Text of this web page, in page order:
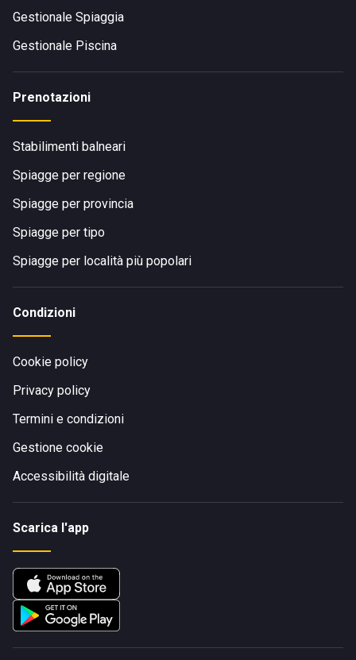
Gestionale Spiaggia
Gestionale Piscina
Prenotazioni
Stabilimenti balneari
Spiagge per regione
Spiagge per provincia
Spiagge per tipo
Spiagge per località più popolari
Condizioni
Cookie policy
Privacy policy
Termini e condizioni
Gestione cookie
Accessibilità digitale
Scarica l'app